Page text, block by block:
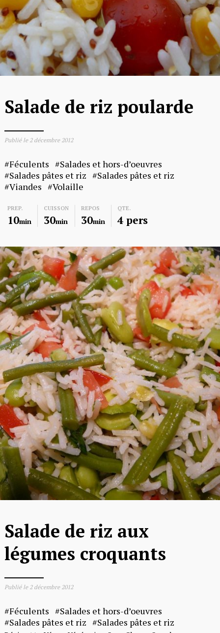
Salade de riz poularde
Publié le 2 décembre 2012
Féculents
Salades et hors-d’oeuvres
Salades pâtes et riz
Salades pâtes et riz
Viandes
Volaille
PREP.
10min
CUISSON
30min
REPOS
30min
QTE.
4 pers
Salade de riz aux
légumes croquants
Publié le 2 décembre 2012
Féculents
Salades et hors-d’oeuvres
Salades pâtes et riz
Salades pâtes et riz